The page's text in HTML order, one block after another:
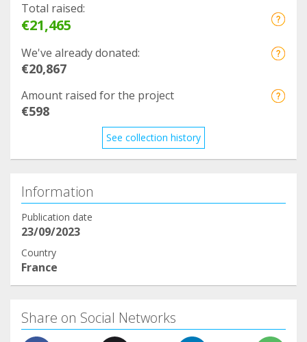
Total raised:
€21,465
We've already donated:
€20,867
Amount raised for the project
€598
See collection history
Information
Publication date
23/09/2023
Country
France
Share on Social Networks